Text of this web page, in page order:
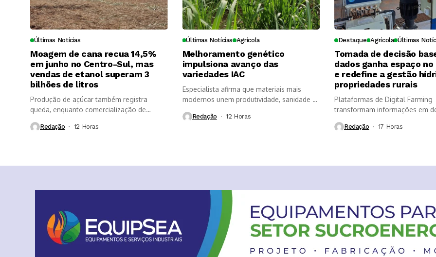
Últimas Notícias
Moagem de cana recua 14,5%
em junho no Centro-Sul, mas
vendas de etanol superam 3
bilhões de litros
Produção de açúcar também registra
queda, enquanto comercialização de
Redação 12 Horas ⁮
Últimas Notícias Agrícola
Melhoramento genético
impulsiona avanço das
variedades IAC
Especialista afirma que materiais mais
modernos unem produtividade, sanidade e
Redação 12 Horas ⁮
Destaque Agrícola Últimas
Tomada de decisão
dados ganha espaço
e redefine a gestão
propriedades rurais
Plataformas de Digital Farming
transformam informações em
Redação 17 Horas ⁮